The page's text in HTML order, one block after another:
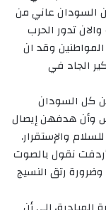
السودان عاني من
تدور الحرب
وقد ان
الجاد في
كل السودان
وأن هدفهن إيصال
والإستقرار.
نقول بالصوت
رتق النسيج